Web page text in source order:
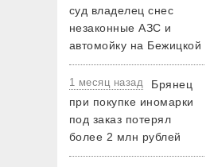
суд владелец снес
незаконные АЗС и
автомойку на Бежицкой
1 месяц назад
Брянец
при покупке иномарки
под заказ потерял
более 2 млн рублей